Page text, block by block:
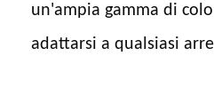
un'ampia gamma di
adattarsi a qualsiasi